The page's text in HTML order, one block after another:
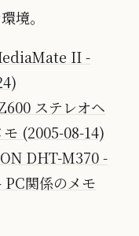
境。
II -
ステレオヘ
(2005-08-14)
DHT-M370 -
PC関係のメモ